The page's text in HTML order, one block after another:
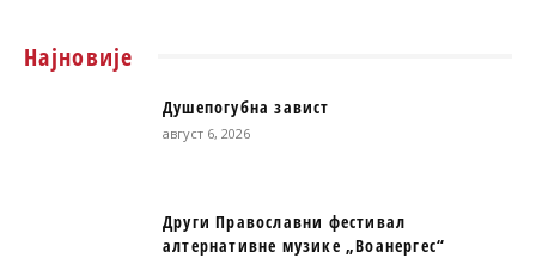
Најновије
Душепогубна завист
август 6, 2026
Други Православни фестивал
алтернативне музике „Воанергес“